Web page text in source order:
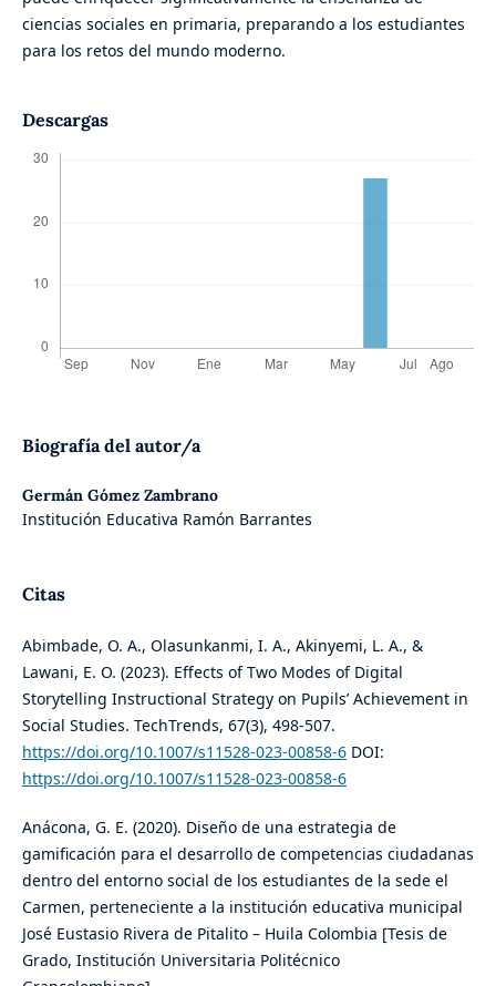
ciencias sociales en primaria, preparando a los estudiantes
para los retos del mundo moderno.
Descargas
Biografía del autor/a
Germán Gómez Zambrano
Institución Educativa Ramón Barrantes
Citas
Abimbade, O. A., Olasunkanmi, I. A., Akinyemi, L. A., &
Lawani, E. O. (2023). Effects of Two Modes of Digital
Storytelling Instructional Strategy on Pupils’ Achievement in
Social Studies. TechTrends, 67(3), 498-507.
https://doi.org/10.1007/s11528-023-00858-6DOI:
https://doi.org/10.1007/s11528-023-00858-6
Anácona, G. E. (2020). Diseño de una estrategia de
gamificación para el desarrollo de competencias ciudadanas
dentro del entorno social de los estudiantes de la sede el
Carmen, perteneciente a la institución educativa municipal
José Eustasio Rivera de Pitalito – Huila Colombia [Tesis de
Grado, Institución Universitaria Politécnico